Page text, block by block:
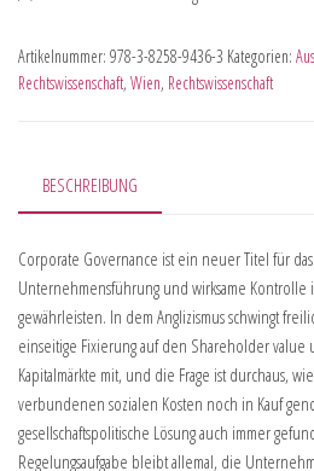
Artikelnummer: 978-3-8258-9436-3 Kategorien:
Rechtswissenschaft, Wien, Rechtswissenschaft
BESCHREIBUNG
Corporate Governance ist ein neuer Titel für
Unternehmensführung und wirksame Kontrolle
gewährleisten. In dem Anglizismus schwingt
einseitige Fixierung auf den Shareholder
Kapitalmärkte mit, und die Frage ist durchaus,
verbundenen sozialen Kosten noch in Kauf
gesellschaftspolitische Lösung auch immer
Regelungsaufgabe bleibt allemal, die